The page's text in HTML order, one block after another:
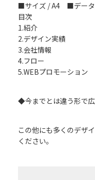
■サイズ / A4 ■デー
目次
1.紹介
2.デザイン実績
3.会社情報
4.フロー
5.WEBプロモーション
◆今までとは違う形で
この他にも多くのデザ
ください。